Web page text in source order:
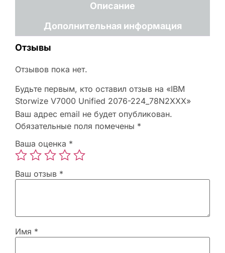
Описание
Дополнительная информация
Отзывы
Отзывов пока нет.
Будьте первым, кто оставил отзыв на «IBM
Storwize V7000 Unified 2076-224_78N2XXX»
Ваш адрес email не будет опубликован.
Обязательные поля помечены *
Ваша оценка *
Ваш отзыв *
Имя *